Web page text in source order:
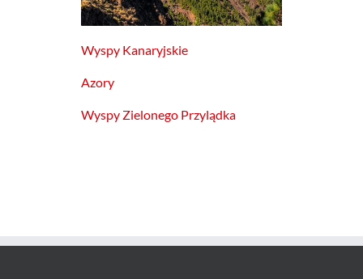
Wyspy Kanaryjskie
Azory
Wyspy Zielonego Przylądka